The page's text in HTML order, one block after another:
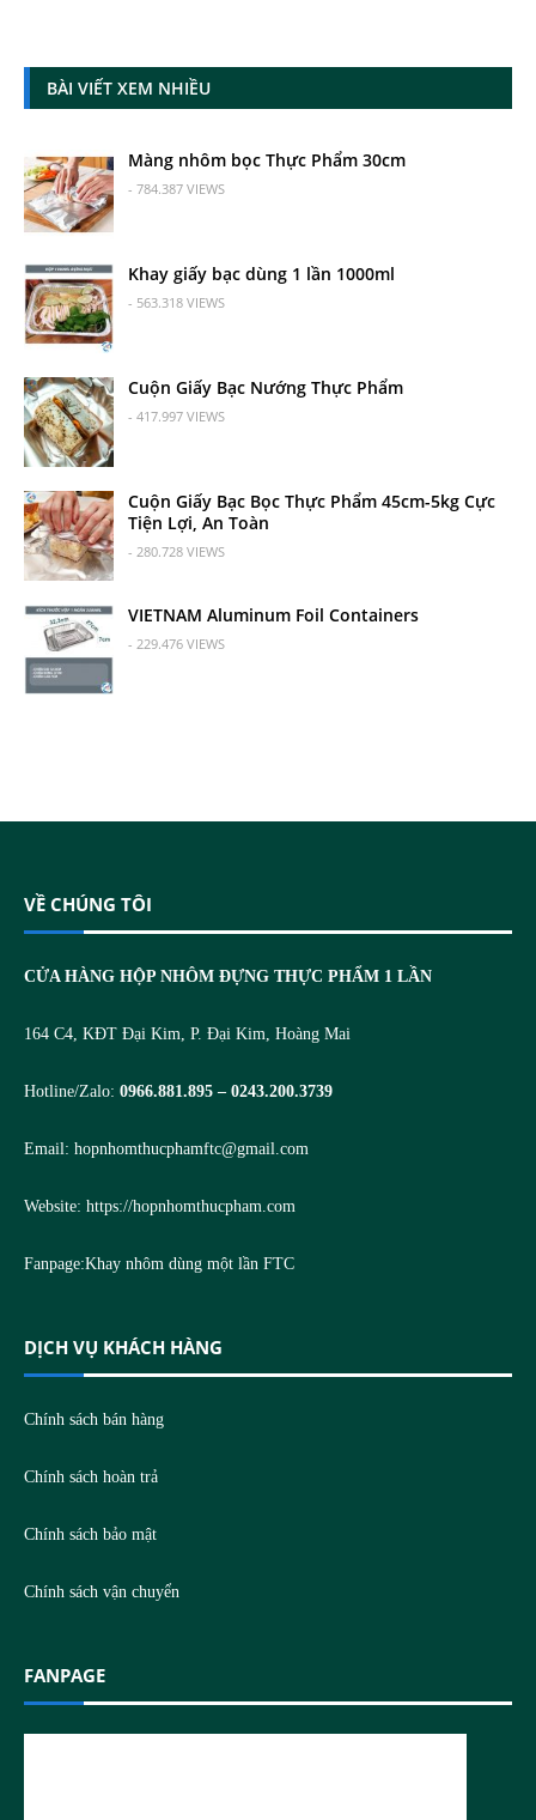
BÀI VIẾT XEM NHIỀU
Màng nhôm bọc Thực Phẩm 30cm
- 784.387 VIEWS
Khay giấy bạc dùng 1 lần 1000ml
- 563.318 VIEWS
Cuộn Giấy Bạc Nướng Thực Phẩm
- 417.997 VIEWS
Cuộn Giấy Bạc Bọc Thực Phẩm 45cm-5kg Cực
Tiện Lợi, An Toàn
- 280.728 VIEWS
VIETNAM Aluminum Foil Containers
- 229.476 VIEWS
VỀ CHÚNG TÔI
CỬA HÀNG HỘP NHÔM ĐỰNG THỰC PHẨM 1 LẦN
164 C4, KĐT Đại Kim, P. Đại Kim, Hoàng Mai
Hotline/Zalo: 0966.881.895 – 0243.200.3739
Email: hopnhomthucphamftc@gmail.com
Website: https://hopnhomthucpham.com
Fanpage:Khay nhôm dùng một lần FTC
DỊCH VỤ KHÁCH HÀNG
Chính sách bán hàng
Chính sách hoàn trả
Chính sách bảo mật
Chính sách vận chuyển
FANPAGE